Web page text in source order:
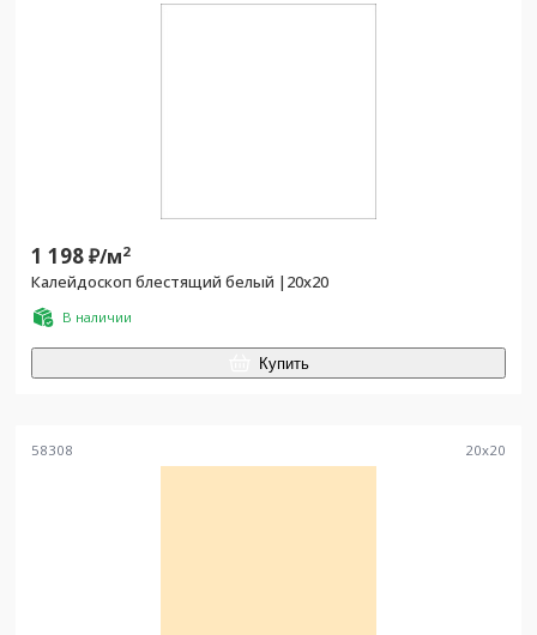
1 198₽/м2
Калейдоскоп блестящий белый |20x20
В наличии
Купить
58308 20x20